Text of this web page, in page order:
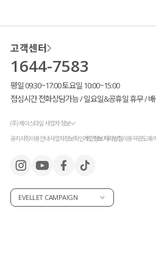
고객센터
1644-7583
평일 09:30~17:00 토요일 10:00~15:00
점심시간 전화상담가능 / 일요일&공휴일 휴무 /
(주) 제이스타일 사업자 정보
공지사항이용안내사업자정보확인개인정보처리방침이용약관도매/
EVELLET CAMPAIGN